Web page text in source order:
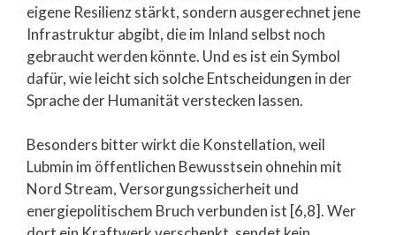
eigene Resilienz stärkt, sondern ausgerechnet jene
Infrastruktur abgibt, die im Inland selbst noch
gebraucht werden könnte. Und es ist ein Symbol
dafür, wie leicht sich solche Entscheidungen in der
Sprache der Humanität verstecken lassen.
Besonders bitter wirkt die Konstellation, weil
Lubmin im öffentlichen Bewusstsein ohnehin mit
Nord Stream, Versorgungssicherheit und
energiepolitischem Bruch verbunden ist [6,8]. Wer